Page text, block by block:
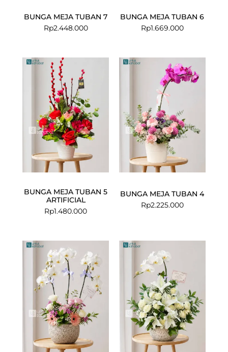
BUNGA MEJA TUBAN 7
Rp2.448.000
BUNGA MEJA TUBAN 6
Rp1.669.000
BUNGA MEJA TUBAN 5
ARTIFICIAL
Rp1.480.000
BUNGA MEJA TUBAN 4
Rp2.225.000